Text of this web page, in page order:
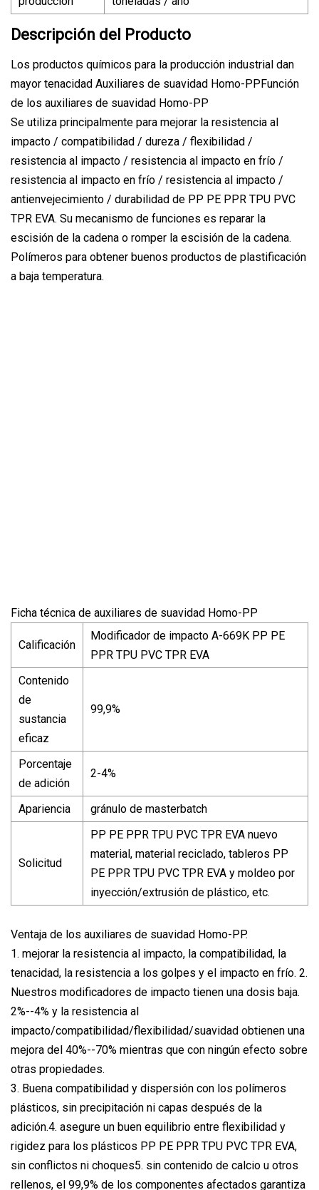
Descripción del Producto
Los productos químicos para la producción industrial dan
mayor tenacidad Auxiliares de suavidad Homo-PPFunción
de los auxiliares de suavidad Homo-PP
Se utiliza principalmente para mejorar la resistencia al
impacto / compatibilidad / dureza / flexibilidad /
resistencia al impacto / resistencia al impacto en frío /
resistencia al impacto en frío / resistencia al impacto /
antienvejecimiento / durabilidad de PP PE PPR TPU PVC
TPR EVA. Su mecanismo de funciones es reparar la
escisión de la cadena o romper la escisión de la cadena.
Polímeros para obtener buenos productos de plastificación
a baja temperatura.
Ficha técnica de auxiliares de suavidad Homo-PP
Calificación
Modificador de impacto A-669K PP PE
PPR TPU PVC TPR EVA
Contenido
de
sustancia
eficaz
99,9%
Porcentaje
de adición
2-4%
Apariencia gránulo de masterbatch
Solicitud
PP PE PPR TPU PVC TPR EVA nuevo
material, material reciclado, tableros PP
PE PPR TPU PVC TPR EVA y moldeo por
inyección/extrusión de plástico, etc.
Ventaja de los auxiliares de suavidad Homo-PP.
1. mejorar la resistencia al impacto, la compatibilidad, la
tenacidad, la resistencia a los golpes y el impacto en frío. 2.
Nuestros modificadores de impacto tienen una dosis baja.
2%--4% y la resistencia al
impacto/compatibilidad/flexibilidad/suavidad obtienen una
mejora del 40%--70% mientras que con ningún efecto sobre
otras propiedades.
3. Buena compatibilidad y dispersión con los polímeros
plásticos, sin precipitación ni capas después de la
adición.4. asegure un buen equilibrio entre flexibilidad y
rigidez para los plásticos PP PE PPR TPU PVC TPR EVA,
sin conflictos ni choques5. sin contenido de calcio u otros
rellenos, el 99,9% de los componentes afectados garantiza